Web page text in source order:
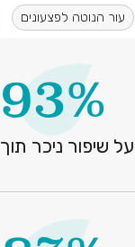
עור הנוטה לפצעונים
93%
שיפור ניכר תוך 24 שעות